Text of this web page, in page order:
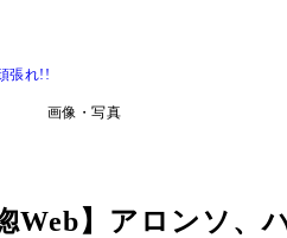
張れ!!
画像・写真
Web】アロンソ、